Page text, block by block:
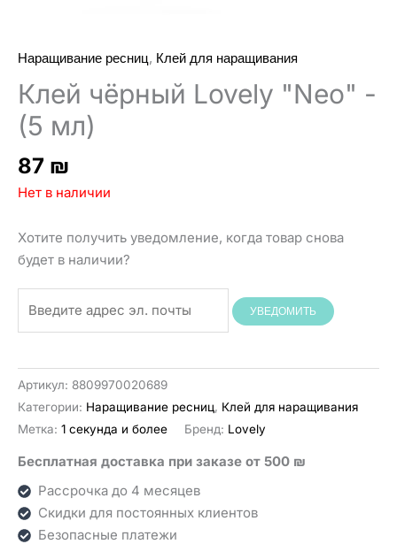
Наращивание ресниц, Клей для наращивания
Клей чёрный Lovely "Neo" -
(5 мл)
87 ₪
Нет в наличии
Хотите получить уведомление, когда товар снова
будет в наличии?
УВЕДОМИТЬ
Артикул: 8809970020689
Категории: Наращивание ресниц, Клей для наращивания
Метка: 1 секунда и более Бренд: Lovely
Бесплатная доставка при заказе от 500 ₪
Рассрочка до 4 месяцев
Скидки для постоянных клиентов
Безопасные платежи